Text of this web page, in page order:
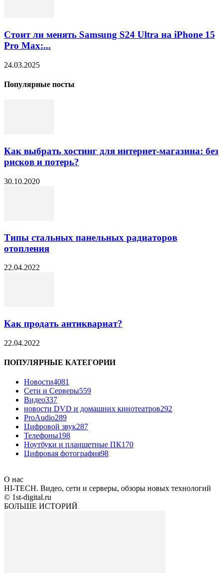
Стоит ли менять Samsung S24 Ultra на iPhone 15
Pro Max:...
24.03.2025
Популярные посты
Как выбрать хостинг для интернет-магазина: без
рисков и потерь?
30.10.2020
Типы стальных панельных радиаторов
отопления
22.04.2022
Как продать антиквариат?
22.04.2022
ПОПУЛЯРНЫЕ КАТЕГОРИИ
Новости4081
Сети и Серверы559
Видео337
новости DVD и домашних кинотеатров292
ProAudio289
Цифровой звук287
Телефоны198
Ноутбуки и планшетные ПК170
Цифровая фотография98
О нас
HI-TECH. Видео, сети и серверы, обзоры новых технологий
© 1st-digital.ru
БОЛЬШЕ ИСТОРИЙ